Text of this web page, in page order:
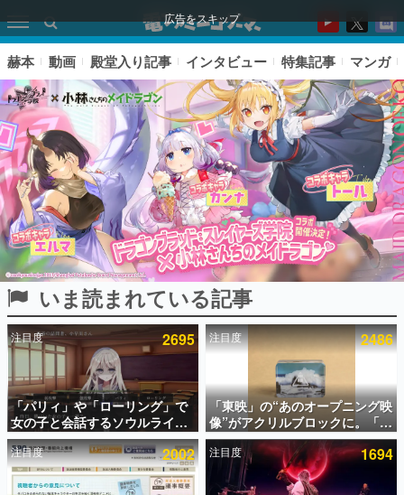
広告をスキップ
ピックアップ
電ファミのいま読まれている記事ランキング
アプリセール情報
インタビュー
連載・特集一覧
赫本 動画 殿堂入り記事 インタビュー 特集記事 マンガ
いま読まれている記事
注目度 2695
「パリィ」や「ローリング」で
女の子と会話するソウルライク
恋愛ゲーム『小早川さんはソウ
ルライク』無料公開。返事に失
敗すると「YOU DIED」
注目度 2486
「東映」の“あのオープニング映
像”がアクリルブロックに。「東
映ヒストリカル グッズコレクシ
ョン」が8月下旬より発売
注目度 2002 注目度 1694